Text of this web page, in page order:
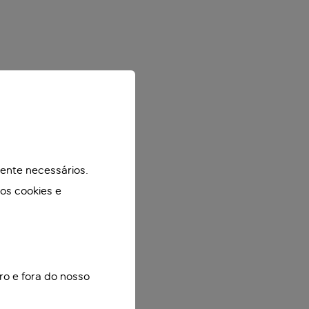
necessários.
cookies e
e fora do nosso